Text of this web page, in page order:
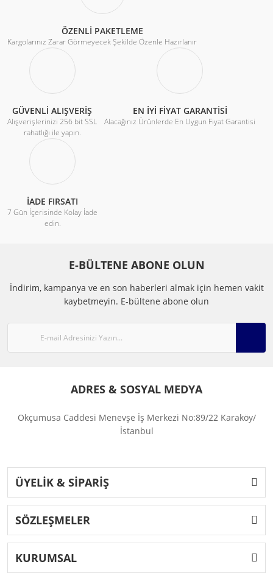
ÖZENLİ PAKETLEME
Kargolarınız Zarar Görmeyecek Şekilde Özenle Hazırlanır
GÜVENLİ ALIŞVERİŞ
Alışverişlerinizi 256 bit SSL
rahatlığı ile yapın.
EN İYİ FİYAT GARANTİSİ
Alacağınız Ürünlerde En Uygun Fiyat Garantisi
İADE FIRSATI
7 Gün İçerisinde Kolay İade
edin.
E-BÜLTENE ABONE OLUN
İndirim, kampanya ve en son haberleri almak için hemen vakit
kaybetmeyin. E-bültene abone olun
ADRES & SOSYAL MEDYA
Okçumusa Caddesi Menevşe İş Merkezi No:89/22 Karaköy/
İstanbul
ÜYELİK & SİPARİŞ
SÖZLEŞMELER
KURUMSAL